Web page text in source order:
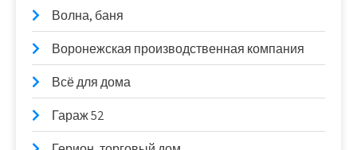
Волна, баня
Воронежская производственная компания
Всё для дома
Гараж 52